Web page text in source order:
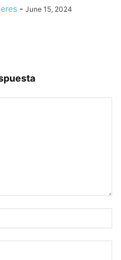
- June 15, 2024